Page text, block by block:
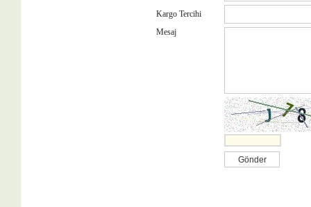
Kargo Tercihi
Mesaj